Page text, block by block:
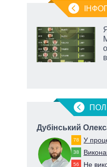
Дубінський
78 У
38
56 Не